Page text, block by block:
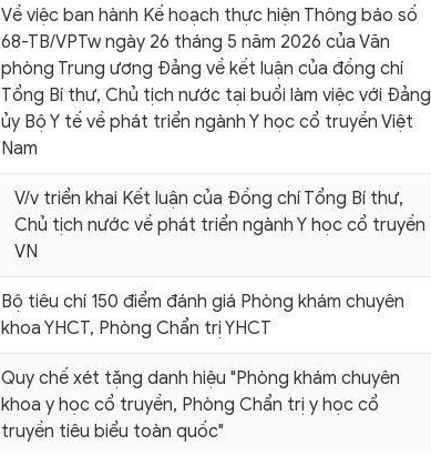
Về việc ban hành Kế hoạch thực hiện Thông báo số
68-TB/VPTw ngày 26 tháng 5 năm 2026 của Văn
phòng Trung ương Đảng về kết luận của đồng chí
Tổng Bí thư, Chủ tịch nước tại buổi làm việc với Đảng
ủy Bộ Y tế về phát triển ngành Y học cổ truyền Việt
Nam
V/v triển khai Kết luận của Đồng chí Tổng Bí thư,
Chủ tịch nước về phát triển ngành Y học cổ truyền
VN
Bộ tiêu chí 150 điểm đánh giá Phòng khám chuyên
khoa YHCT, Phòng Chẩn trị YHCT
Quy chế xét tặng danh hiệu "Phòng khám chuyên
khoa y học cổ truyền, Phòng Chẩn trị y học cổ
truyền tiêu biểu toàn quốc"